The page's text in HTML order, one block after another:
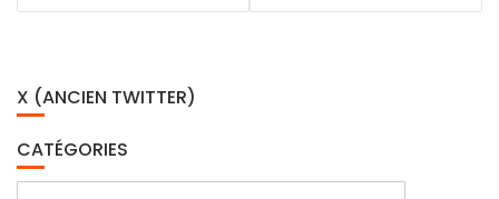
X (ANCIEN TWITTER)
CATÉGORIES